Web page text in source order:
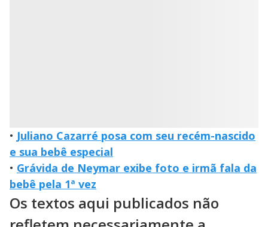
• Juliano Cazarré posa com seu recém-nascido
e sua bebê especial
• Grávida de Neymar exibe foto e irmã fala da
bebê pela 1ª vez
Os textos aqui publicados não